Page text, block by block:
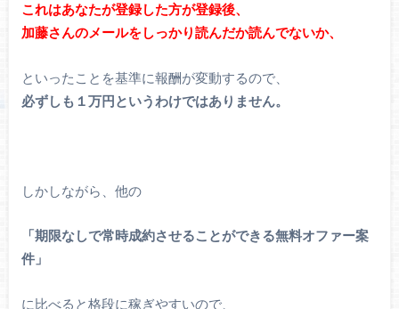
これはあなたが登録した方が登録後、
加藤さんのメールをしっかり読んだか読んでないか、
といったことを基準に報酬が変動するので、
必ずしも１万円というわけではありません。
しかしながら、他の
「期限なしで常時成約させることができる無料オファー案
件」
に比べると格段に稼ぎやすいので、